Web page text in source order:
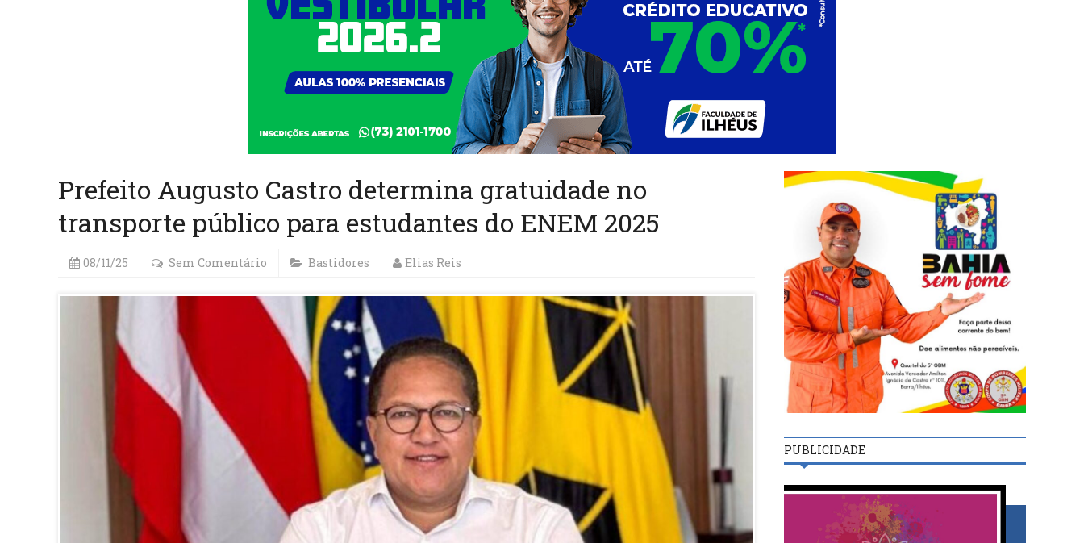
Prefeito Augusto Castro determina gratuidade no
transporte público para estudantes do ENEM 2025
08/11/25 Sem Comentário Bastidores Elias Reis
PUBLICIDADE